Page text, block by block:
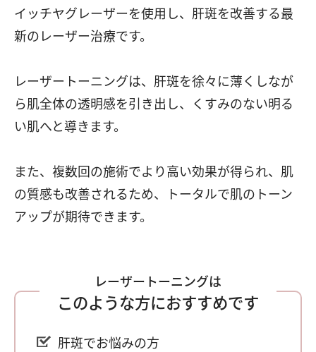
イッチヤグレーザーを使用し、肝斑を改善する最
新のレーザー治療です。
レーザートーニングは、肝斑を徐々に薄くしなが
ら肌全体の透明感を引き出し、くすみのない明る
い肌へと導きます。
また、複数回の施術でより高い効果が得られ、肌
の質感も改善されるため、トータルで肌のトーン
アップが期待できます。
レーザートーニングは
このような方におすすめです
肝斑でお悩みの方